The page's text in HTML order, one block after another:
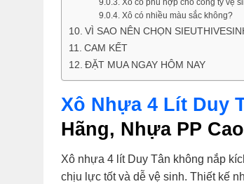
Xô có nhiều màu sắc không?
VÌ SAO NÊN CHỌN
CAM KẾT
ĐẶT MUA NGAY HÔM NAY
Xô Nhựa 4 Lít Duy
Hãng, Nhựa PP
Xô nhựa 4 lít Duy Tân không nắp
chịu lực tốt và dễ vệ sinh. Thiết kế